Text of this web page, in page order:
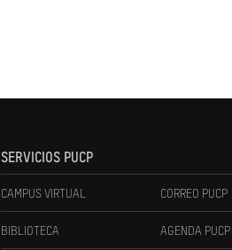
SERVICIOS PUCP
CAMPUS VIRTUAL CORREO PUCP
BIBLIOTECA AGENDA PUCP